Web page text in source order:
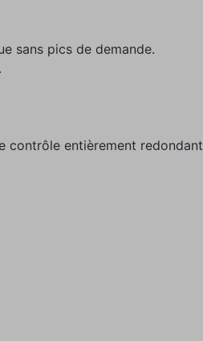
sans pics de demande.
contrôle entièrement